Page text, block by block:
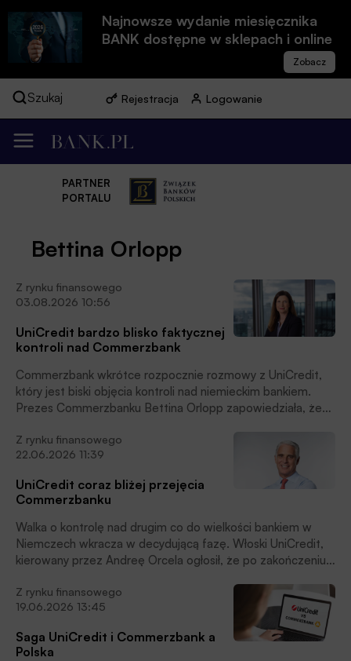
Najnowsze wydanie miesięcznika
BANK dostępne w sklepach i online
Szukaj Rejestracja Logowanie
PARTNER
PORTALU
Bettina Orlopp
Z rynku finansowego
03.08.2026 10:56
UniCredit bardzo blisko faktycznej
kontroli nad Commerzbank
Commerzbank wkrótce rozpocznie rozmowy z UniCredit,
który jest biski objęcia kontroli nad niemieckim bankiem.
Prezes Commerzbanku Bettina Orlopp zapowiedziała, że
stopniowo ustalać zasady dalszego postępowania.
Z rynku finansowego
22.06.2026 11:39
UniCredit coraz bliżej przejęcia
Commerzbanku
Walka o kontrolę nad drugim co do wielkości bankiem w
Niemczech wkracza w decydującą fazę. Włoski UniCredit,
kierowany przez Andreę Orcela ogłosił, że po zakończeniu
42% akcji Commerzbanku.
Z rynku finansowego
19.06.2026 13:45
Saga UniCredit i Commerzbank a
Polska